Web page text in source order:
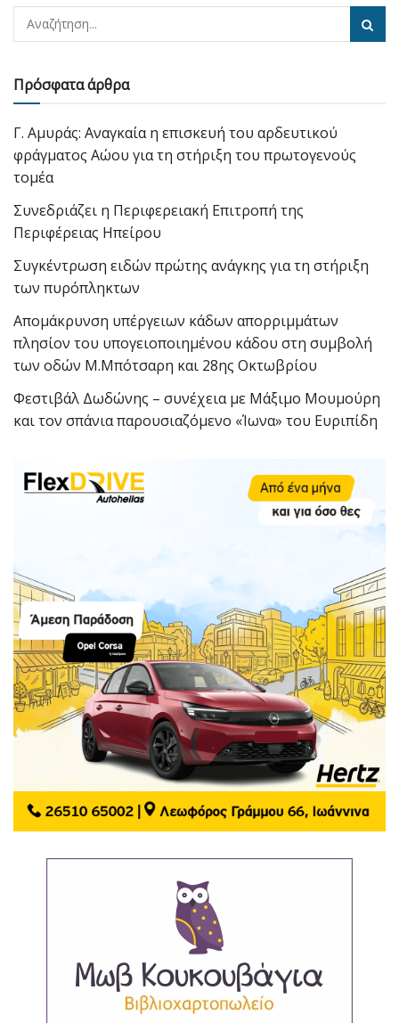
Πρόσφατα άρθρα
Γ. Αμυράς: Αναγκαία η επισκευή του αρδευτικού
φράγματος Αώου για τη στήριξη του πρωτογενούς
τομέα
Συνεδριάζει η Περιφερειακή Επιτροπή της
Περιφέρειας Ηπείρου
Συγκέντρωση ειδών πρώτης ανάγκης για τη στήριξη
των πυρόπληκτων
Απομάκρυνση υπέργειων κάδων απορριμμάτων
πλησίον του υπογειοποιημένου κάδου στη συμβολή
των οδών Μ.Μπότσαρη και 28ης Οκτωβρίου
Φεστιβάλ Δωδώνης – συνέχεια με Μάξιμο Μουμούρη
και τον σπάνια παρουσιαζόμενο «Ίωνα» του Ευριπίδη